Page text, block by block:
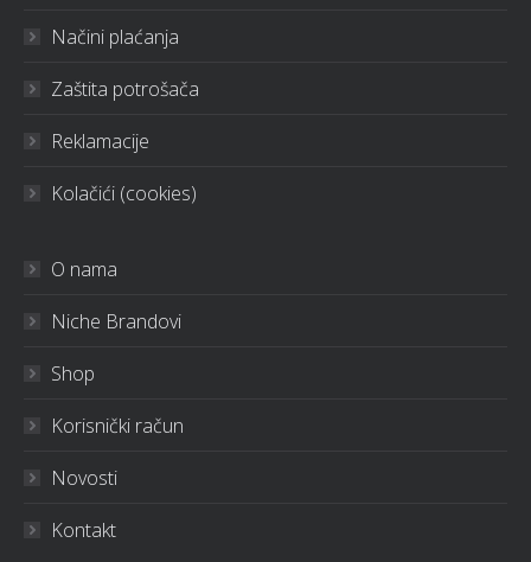
Načini plaćanja
Zaštita potrošača
Reklamacije
Kolačići (cookies)
O nama
Niche Brandovi
Shop
Korisnički račun
Novosti
Kontakt